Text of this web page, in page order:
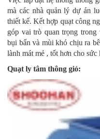
mà các nhà quản lý dự án
thiết kế. Kết hợp quạt công
góp vai trò quan trọng
bụi bẩn và mùi khó chịu ra
lành mát mẻ , tốt hơn cho
Quạt ly tâm thông gió: